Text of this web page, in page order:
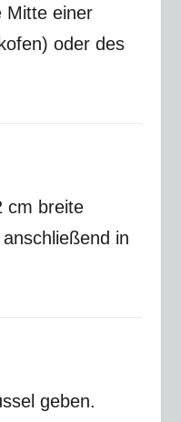
Mitte einer
oder des
cm breite
in
geben.